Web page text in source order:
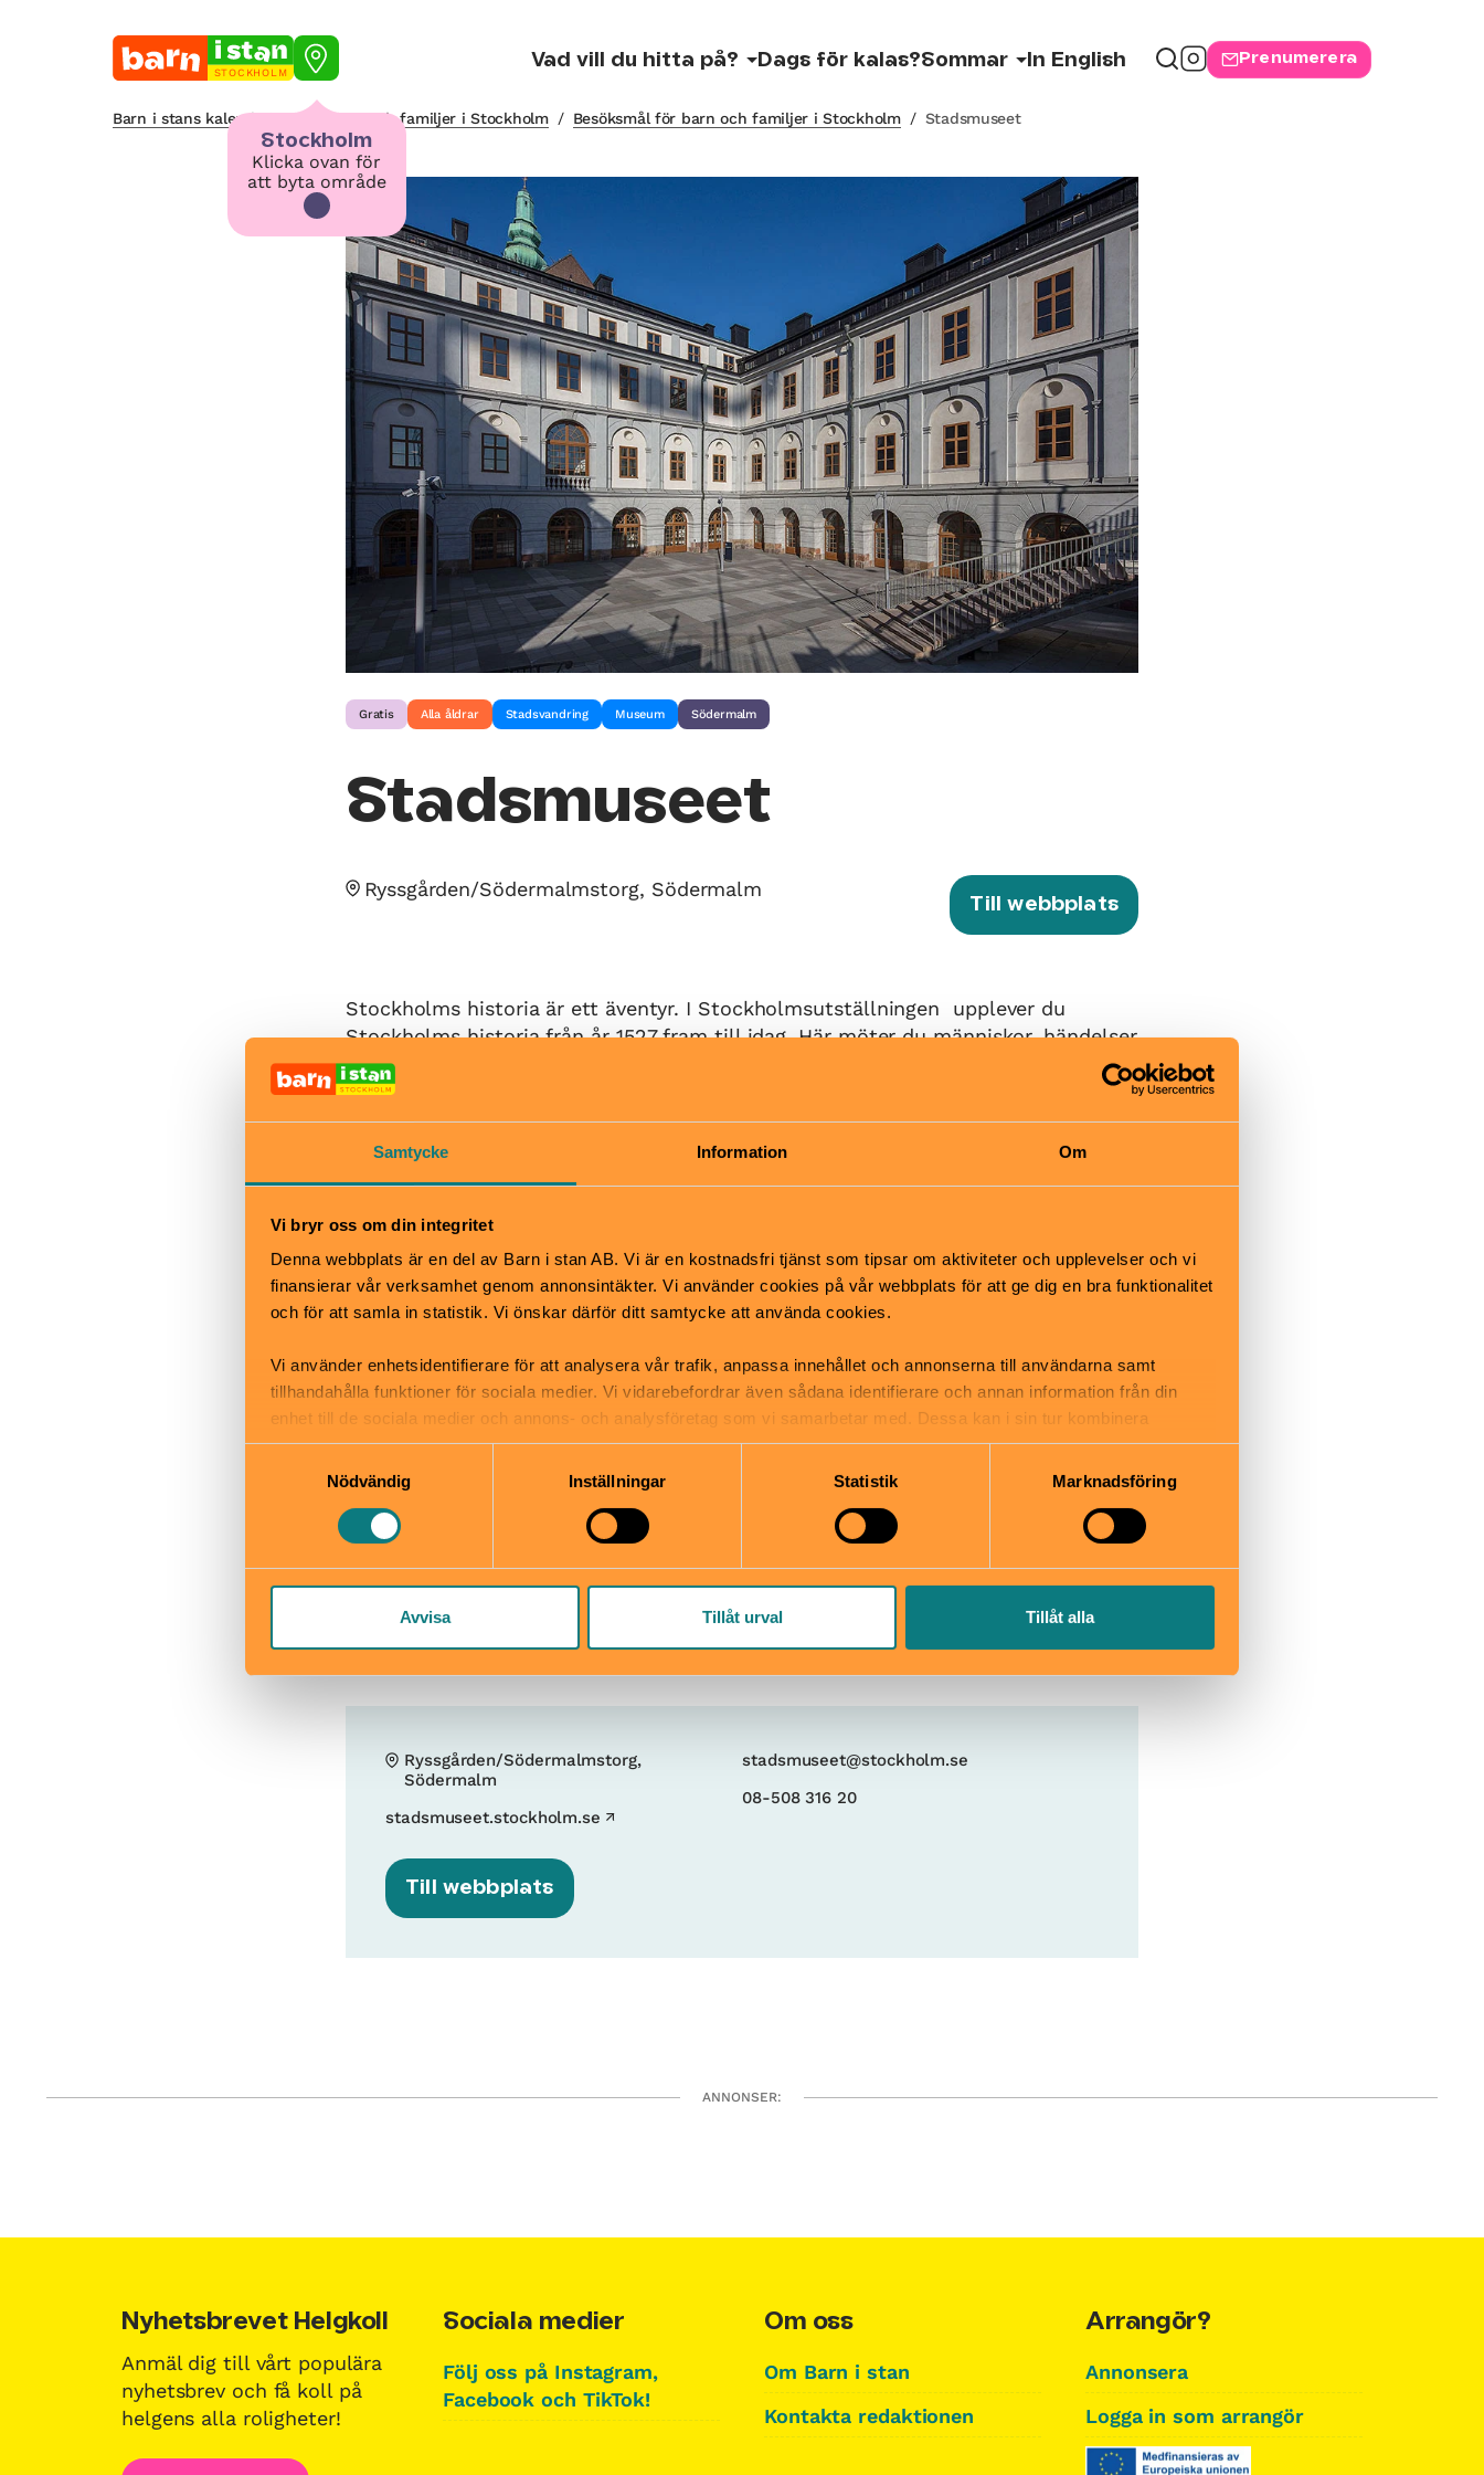
Samtycke Information Om
Vi bryr oss om din integritet
Denna webbplats är en del av Barn i stan AB. Vi är en kostnadsfri tjänst som tipsar om aktiviteter och upplevelser och vi
finansierar vår verksamhet genom annonsintäkter. Vi använder cookies på vår webbplats för att ge dig en bra funktionalitet
och för att samla in statistik. Vi önskar därför ditt samtycke att använda cookies.
Vi använder enhetsidentifierare för att analysera vår trafik, anpassa innehållet och annonserna till användarna samt
tillhandahålla funktioner för sociala medier. Vi vidarebefordrar även sådana identifierare och annan information från din
enhet till de sociala medier och annons- och analysföretag som vi samarbetar med. Dessa kan i sin tur kombinera
informationen med annan information som du har tillhandahållit eller som de har samlat in när du har använt deras tjänster.
Nödvändig
Inställningar Statistik Marknadsföring
Avvisa Tillåt urval Tillåt alla
STOCKHOLM
Stockholm
Klicka ovan för
att byta område
Vad vill du hitta på? Dags för kalas?Sommar In English Prenumerera
Barn i stans kalendarium för barn och familjer i Stockholm / Besöksmål för barn och familjer i Stockholm / Stadsmuseet
Gratis Alla åldrar Stadsvandring Museum Södermalm
Stadsmuseet
Ryssgården/Södermalmstorg, Södermalm
Till webbplats
Stockholms historia är ett äventyr. I Stockholmsutställningen upplever du
Stockholms historia från år 1527 fram till idag. Här möter du människor, händelser
och miljöer som tillsammans berättar om stadens utveckling.
Du får följa med på en hisnande resa från en liten plats i norra Europas utkant till
en urban, skandinavisk metropol. Vi tar dig från stormaktsdrömmar till
förortspunk via rännstensromantik, ölhallar och folkhemsideal.
presenter. I den nya kan du forska på egen hand om Stockholm, delta i samtal
och föreläsningar om stadens historia, samtid och framtid.
När
Tisdag 11–20, onsdag 11–17, torsdag 11–
20, fredag–söndag 11–17
Pris
Fri entré
Bra att veta
Okej med matsäck
Hiss och ramper
Kafé
Restaurang
Skötbord
Museet ligger precis vid Slussen dit du
kommer med tunnelbana, stadsbussar
och bussar från Nacka och Värmdö.
Ryssgården/Södermalmstorg,
Södermalm
stadsmuseet.stockholm.se
stadsmuseet@stockholm.se
08-508 316 20
Till webbplats
ANNONSER:
Nyhetsbrevet Helgkoll
Anmäl dig till vårt populära
nyhetsbrev och få koll på
helgens alla roligheter!
Sociala medier
Följ oss på Instagram,
Facebook och TikTok!
Om oss
Om Barn i stan
Kontakta redaktionen
Arrangör?
Annonsera
Logga in som arrangör